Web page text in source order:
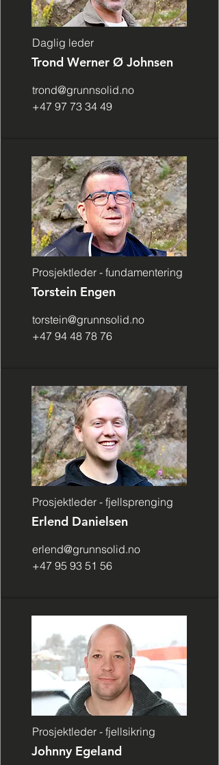
Daglig leder
Trond Werner Ø Johnsen
trond@grunnsolid.no
+47 97 73 34 49
Prosjektleder - fundamentering
Torstein Engen
torstein@grunnsolid.no
+47 94 48 78 76
Prosjektleder - fjellsprenging
Erlend Danielsen
erlend@grunnsolid.no
+47 95 93 51 56
Prosjektleder - fjellsikring
Johnny Egeland